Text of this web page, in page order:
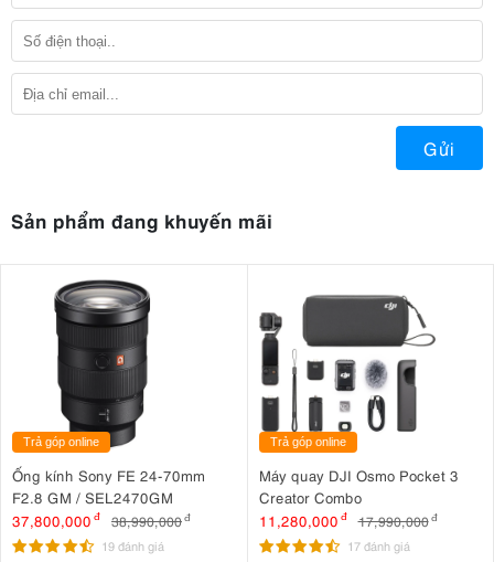
Gửi
Sản phẩm đang khuyến mãi
Trả góp online
Ống kính Sony FE 24-70mm
F2.8 GM / SEL2470GM
37,800,000 đ 38,990,000đ
19 đánh giá
Trả góp online
Máy quay DJI Osmo Pocket 3
Creator Combo
11,280,000 đ 17,990,000 đ
17 đánh giá